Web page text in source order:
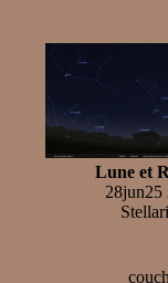
Lune et
28jun25